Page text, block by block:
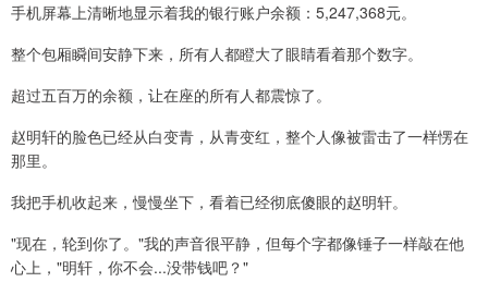
手机屏幕上清晰地显示着我的银行账户余额：5,247,368元。
整个包厢瞬间安静下来，所有人都瞪大了眼睛看着那个数字。
超过五百万的余额，让在座的所有人都震惊了。
赵明轩的脸色已经从白变青，从青变红，整个人像被雷击了一样愣在
那里。
我把手机收起来，慢慢坐下，看着已经彻底傻眼的赵明轩。
"现在，轮到你了。"我的声音很平静，但每个字都像锤子一样敲在他
心上，"明轩，你不会...没带钱吧？"